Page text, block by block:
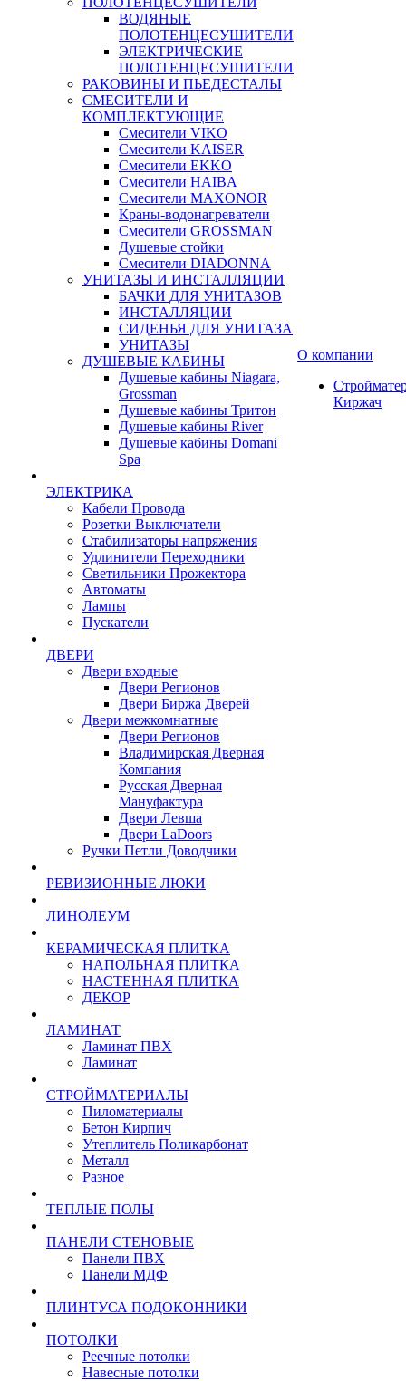
ВОДЯНЫЕ
ПОЛОТЕНЦЕСУШИТЕЛИ
ЭЛЕКТРИЧЕСКИЕ
ПОЛОТЕНЦЕСУШИТЕЛИ
РАКОВИНЫ И ПЬЕДЕСТАЛЫ
СМЕСИТЕЛИ И
КОМПЛЕКТУЮЩИЕ
Смесители VIKO
Смесители KAISER
Смесители EKKO
Смесители HAIBA
Смесители MAXONOR
Краны-водонагреватели
Смесители GROSSMAN
Душевые стойки
Смесители DIADONNA
УНИТАЗЫ И ИНСТАЛЛЯЦИИ
БАЧКИ ДЛЯ УНИТАЗОВ
ИНСТАЛЛЯЦИИ
СИДЕНЬЯ ДЛЯ УНИТАЗА
УНИТАЗЫ
ДУШЕВЫЕ КАБИНЫ
Душевые кабины Niagara,
Grossman
Душевые кабины Тритон
Душевые кабины River
Душевые кабины Domani
Spa
ЭЛЕКТРИКА
Кабели Провода
Розетки Выключатели
Стабилизаторы напряжения
Удлинители Переходники
Светильники Прожектора
Автоматы
Лампы
Пускатели
ДВЕРИ
Двери входные
Двери Регионов
Двери Биржа Дверей
Двери межкомнатные
Двери Регионов
Владимирская Дверная
Компания
Русская Дверная
Мануфактура
Двери Левша
Двери LaDoors
Ручки Петли Доводчики
РЕВИЗИОННЫЕ ЛЮКИ
ЛИНОЛЕУМ
КЕРАМИЧЕСКАЯ ПЛИТКА
НАПОЛЬНАЯ ПЛИТКА
НАСТЕННАЯ ПЛИТКА
ДЕКОР
ЛАМИНАТ
Ламинат ПВХ
Ламинат
СТРОЙМАТЕРИАЛЫ
Пиломатериалы
Бетон Кирпич
Утеплитель Поликарбонат
Металл
Разное
ТЕПЛЫЕ ПОЛЫ
ПАНЕЛИ СТЕНОВЫЕ
Панели ПВХ
Панели МДФ
ПЛИНТУСА ПОДОКОННИКИ
ПОТОЛКИ
Реечные потолки
Навесные потолки
О компании
Киржач